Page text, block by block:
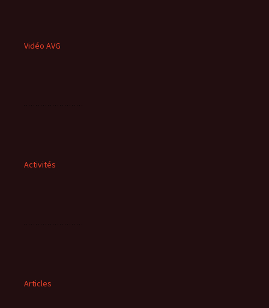
Vidéo AVG
Activités
Articles